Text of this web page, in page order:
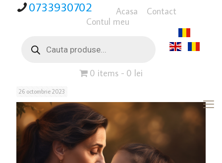
0733930702 Acasa
Contact
Contul meu
search
0 items 0 lei
26 octombrie 2023